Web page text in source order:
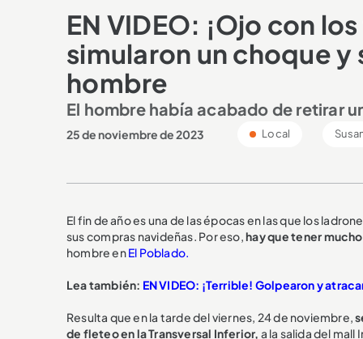
EN VIDEO: ¡Ojo con
simularon un choque y
hombre
El hombre había acabado de retirar
25 de noviembre de 2023 Local
El fin de año es una de las épocas en las que los
sus compras navideñas. Por eso,hay que tener
hombre enEl Poblado.
Lea también: EN VIDEO: ¡Terrible! Golpearon y
Resulta que en la tarde del viernes, 24 de noviembre,
de fleteo en la Transversal Inferior, a la salida del mall